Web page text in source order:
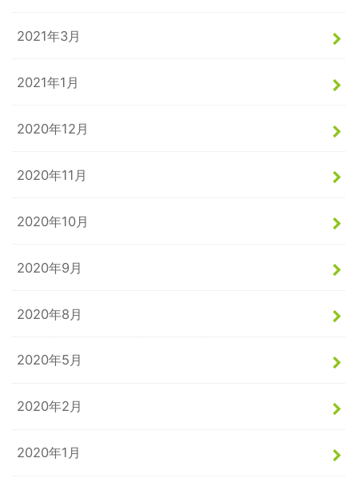
2021年3月
2021年1月
2020年12月
2020年11月
2020年10月
2020年9月
2020年8月
2020年5月
2020年2月
2020年1月